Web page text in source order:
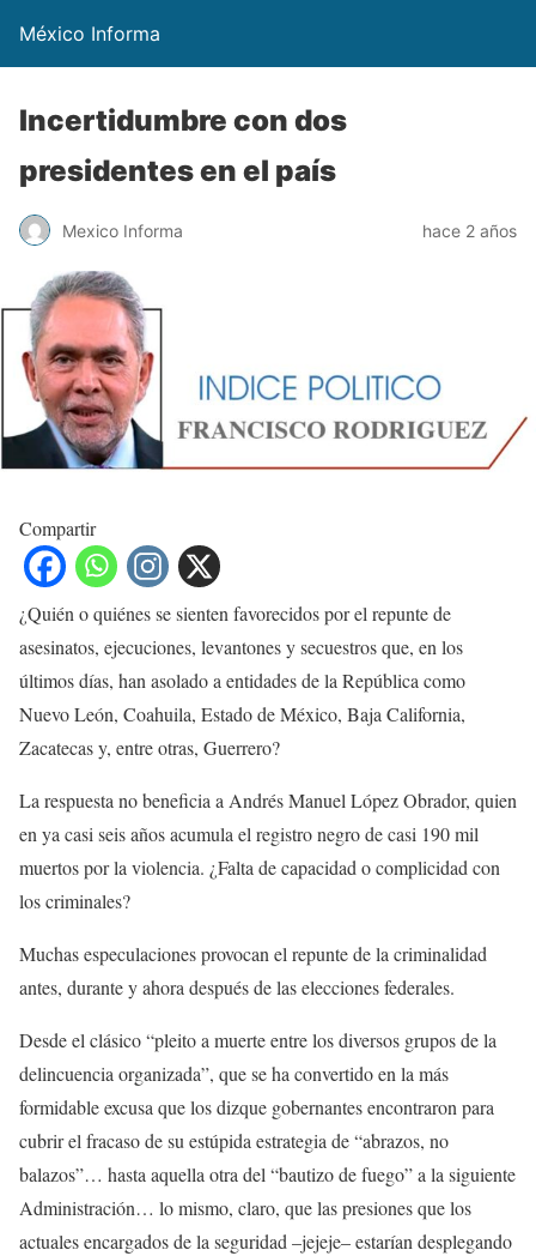
México Informa
Incertidumbre con dos
presidentes en el país
Mexico Informa hace 2 años
Compartir
¿Quién o quiénes se sienten favorecidos por el repunte de
asesinatos, ejecuciones, levantones y secuestros que, en los
últimos días, han asolado a entidades de la República como
Nuevo León, Coahuila, Estado de México, Baja California,
Zacatecas y, entre otras, Guerrero?
La respuesta no beneficia a Andrés Manuel López Obrador, quien
en ya casi seis años acumula el registro negro de casi 190 mil
muertos por la violencia. ¿Falta de capacidad o complicidad con
los criminales?
Muchas especulaciones provocan el repunte de la criminalidad
antes, durante y ahora después de las elecciones federales.
Desde el clásico “pleito a muerte entre los diversos grupos de la
delincuencia organizada”, que se ha convertido en la más
formidable excusa que los dizque gobernantes encontraron para
cubrir el fracaso de su estúpida estrategia de “abrazos, no
balazos”… hasta aquella otra del “bautizo de fuego” a la siguiente
Administración… lo mismo, claro, que las presiones que los
actuales encargados de la seguridad –jejeje– estarían desplegando